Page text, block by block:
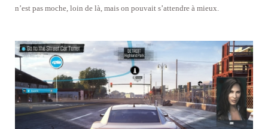
n’est pas moche, loin de là, mais on pouvait s’attendre à mieux.